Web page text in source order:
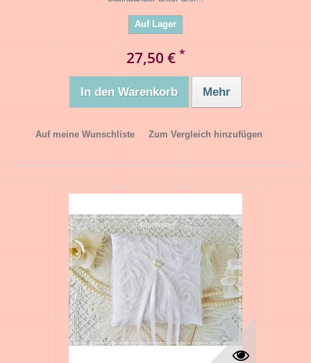
Auf Lager
27,50 € *
In den Warenkorb Mehr
Auf meine Wunschliste Zum Vergleich hinzufügen